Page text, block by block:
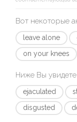
Вот некоторые
leave alone
on your knees
Ниже Вы
ejaculated
disgusted